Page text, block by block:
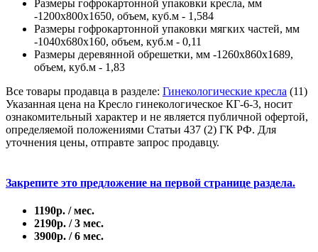
Размеры гофрокартонной упаковки кресла, мм
-1200х800х1650, объем, куб.м - 1,584
Размеры гофрокартонной упаковки мягких частей, мм
-1040х680х160, объем, куб.м - 0,11
Размеры деревянной обрешетки, мм -1260х860х1689,
объем, куб.м - 1,83
Все товары продавца в разделе: Гинекологические кресла (11)
Указанная цена на Кресло гинекологическое КГ-6-3, носит
ознакомительный характер и не является публичной офертой,
определяемой положениями Статьи 437 (2) ГК РФ. Для
уточнения цены, отправте запрос продавцу.
Закрепите это предложение на первой странице раздела.
1190р. / мес.
2190р. / 3 мес.
3900р. / 6 мес.